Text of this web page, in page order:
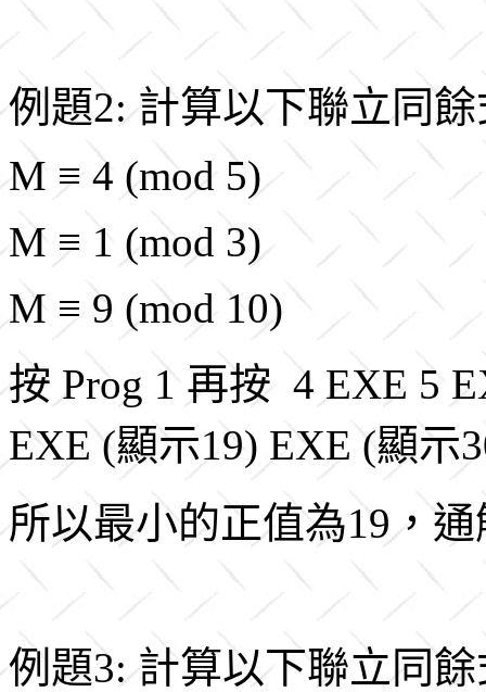
例題2: 計算以下聯立同
M ≡ 4 (mod 5)
M ≡ 1 (mod 3)
M ≡ 9 (mod 10)
按 Prog 1 再按 4 EXE 5
EXE (顯示19) EXE (顯示
所以最小的正值為19，通
例題3: 計算以下聯立同